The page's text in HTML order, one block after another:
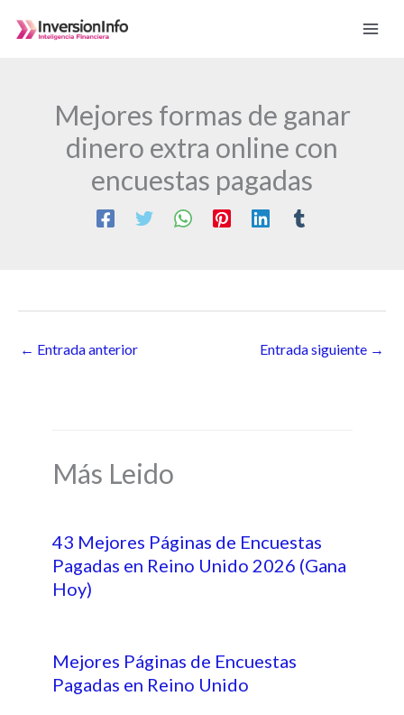
Mejores formas de ganar
dinero extra online con
encuestas pagadas
← Entrada anterior Entrada siguiente →
Más Leido
43 Mejores Páginas de Encuestas
Pagadas en Reino Unido 2026 (Gana
Hoy)
Mejores Páginas de Encuestas
Pagadas en Reino Unido